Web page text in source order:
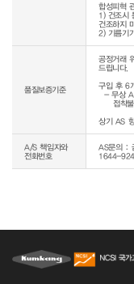
합성피혁
1) 건조시
건조하지
품질보증기준
공정거래
드립니다.
구입 후 6
  - 무상 AS 항목
상기 AS
A/S 책임자와
전화번호
AS문의 :
1644-